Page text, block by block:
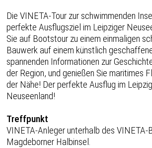
Die VINETA-Tour zur schwimmenden
perfekte Ausflugsziel im Leipziger
Sie auf Bootstour zu einem einmaligen
Bauwerk auf einem künstlich
spannenden Informationen zur
der Region, und genießen Sie maritimes
der Nähe! Der perfekte Ausflug im
Neuseenland!
Treffpunkt
VINETA-Anleger unterhalb des VINETA-
Magdeborner Halbinsel.